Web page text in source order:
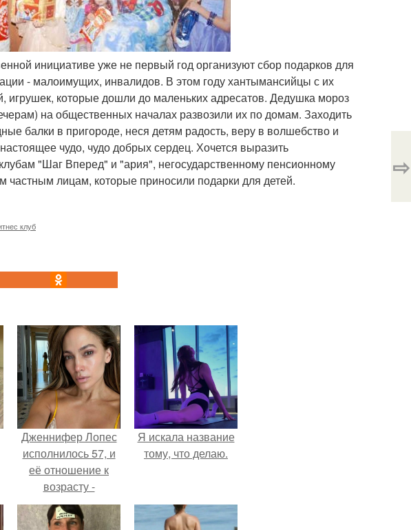
инициативе уже не первый год организуют сбор подарков для
- малоимущих, инвалидов. В этом году хантымансийцы с их
игрушек, которые дошли до маленьких адресатов. Дедушка мороз
на общественных началах развозили их по домам. Заходить
балки в пригороде, неся детям радость, веру в волшебство и
чудо, чудо добрых сердец. Хочется выразить
"Шаг Вперед" и "ария", негосударственному пенсионному
частным лицам, которые приносили подарки для детей.
клуб
⇨
Дженнифер Лопес
исполнилось 57, и
её отношение к
возрасту -
настоящий
манифест
Я искала название
тому, что делаю.